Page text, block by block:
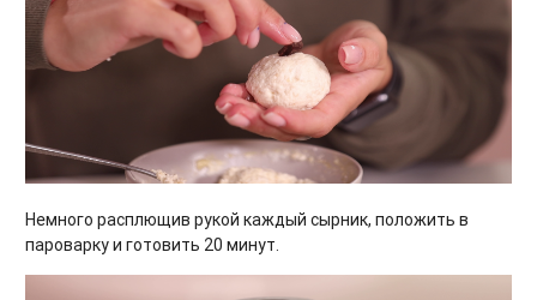
Немного расплющив рукой каждый сырник, положить в
пароварку и готовить 20 минут.